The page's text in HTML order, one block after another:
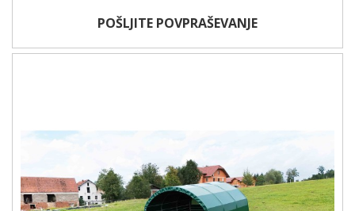
POŠLJITE POVPRAŠEVANJE